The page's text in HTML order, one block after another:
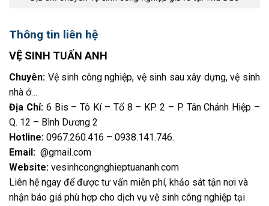
Thông tin liên hệ
VỆ SINH TUẤN ANH
Chuyên: Vệ sinh công nghiệp, vệ sinh sau xây dựng, vệ sinh
nhà ở…
Địa Chỉ:6 Bis – Tô Kí – Tổ 8 – KP. 2 – P. Tân Chánh Hiệp –
Q. 12 – Bình Dương 2
Hotline: 0967.260.416 – 0938.141.746.
Email: @gmail.com
Website: vesinhcongnghieptuananh.com
Liên hệ ngay để được tư vấn miễn phí, khảo sát tận nơi và
nhận báo giá phù hợp cho dịch vụ vệ sinh công nghiệp tại